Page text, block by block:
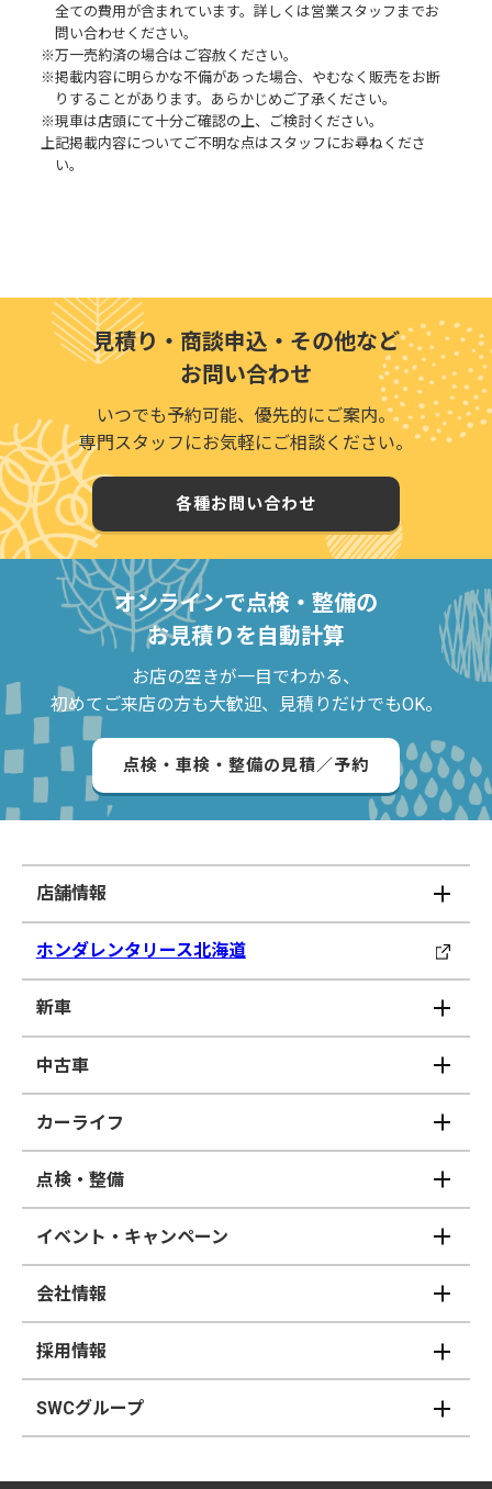
全ての費用が含まれています。詳しくは営業スタッフまでお
問い合わせください。
※万一売約済の場合はご容赦ください。
※掲載内容に明らかな不備があった場合、やむなく販売をお断
りすることがあります。あらかじめご了承ください。
※現車は店頭にて十分ご確認の上、ご検討ください。
上記掲載内容についてご不明な点はスタッフにお尋ねくださ
い。
見積り・商談申込・その他など
お問い合わせ
いつでも予約可能、優先的にご案内。
専門スタッフにお気軽にご相談ください。
各種お問い合わせ
オンラインで点検・整備の
お見積りを自動計算
お店の空きが一目でわかる、
初めてご来店の方も大歓迎、見積りだけでもOK。
点検・車検・整備の見積／予約
店舗情報
ホンダレンタリース北海道
新車
中古車
カーライフ
点検・整備
イベント・キャンペーン
会社情報
採用情報
SWCグループ